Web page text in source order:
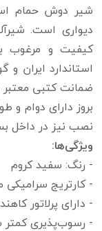
شیر دوش حمام
کیفیت و مرغوب
ضمانت کتبی معتبر
بروز دارای دوام و
نصب نیز در داخل
ویژگی‌ها:
- رنگ: سفید کروم
​- کارتریج سرامیکی
- دارای پرلاتور
- رسوب‌پذیری